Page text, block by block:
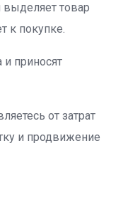
выделяет товар
к покупке.
и приносят
от затрат
и продвижение